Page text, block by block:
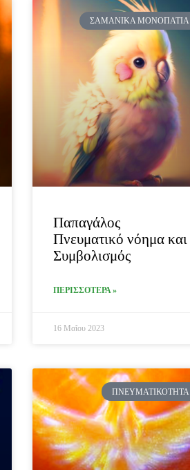
ΣΑΜΑΝΙΚΆ ΜΟΝΟΠΆΤΙΑ
Παπαγάλος
Πνευματικό νόημα και
Συμβολισμός
ΠΕΡΙΣΣΟΤΕΡΑ »
16 Μαΐου 2023
ΠΝΕΥΜΑΤΙΚΌΤΗΤΑ